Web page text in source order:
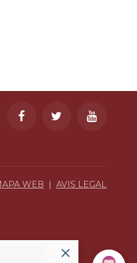
WEB | AVIS LEGAL